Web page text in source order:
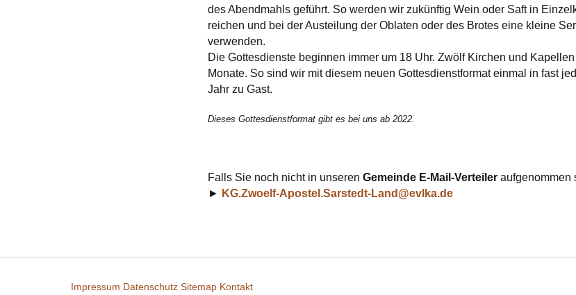
des Abendmahls geführt. So werden wir zukünftig Wein oder Saft in
reichen und bei der Austeilung der Oblaten oder des Brotes eine kleine
verwenden.
Die Gottesdienste beginnen immer um 18 Uhr. Zwölf Kirchen und
Monate. So sind wir mit diesem neuen Gottesdienstformat einmal in fast
Jahr zu Gast.
Dieses Gottesdienstformat gibt es bei uns ab 2022.
Falls Sie noch nicht in unseren Gemeinde E-Mail-Verteileraufgenommen
► KG.Zwoelf-Apostel.Sarstedt-Land@evlka.de
Impressum Datenschutz Sitemap Kontakt